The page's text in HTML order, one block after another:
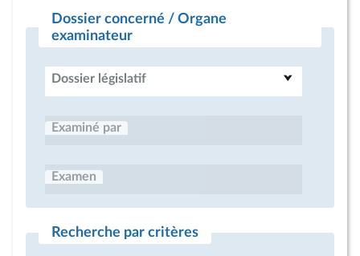
Dossier concerné / Organe
examinateur
Dossier législatif
Examiné par
Examen
Recherche par critères